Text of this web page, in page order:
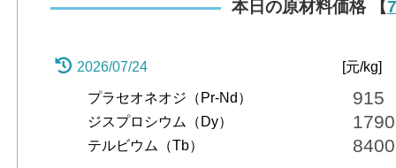
本日の原材料価格 【
2026/07/24 [元/kg]
プラセオネオジ（Pr-Nd） 915
ジスプロシウム（Dy） 1790
テルビウム（Tb） 8400